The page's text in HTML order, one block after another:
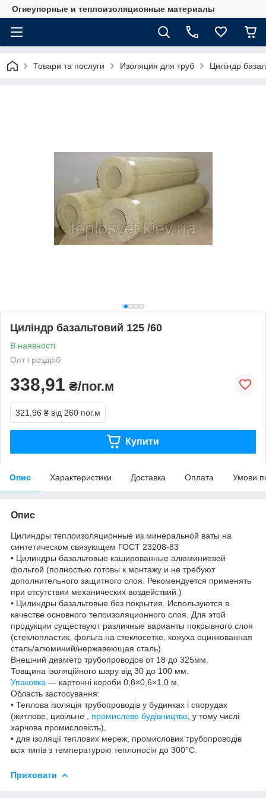
Огнеупорные и теплоизоляционные материалы
Товари та послуги Изоляция для труб Циліндр
Циліндр базальтовий 125 /60
В наявності
Опт і роздріб
338,91 ₴/пог.м
321,96 ₴ від 260 пог.м
Купити
Опис Характеристики Доставка Оплата Умови
Опис
Цилиндры теплоизоляционные из минеральной ваты на
синтетическом связующем ГОСТ 23208-83
• Цилиндры базальтовые кашированные алюминиевой
фольгой (полностью готовы к монтажу и не требуют
дополнительного защитного слоя. Рекомендуется применять
при отсутствии механических воздействий.)
• Цилиндры базальтовые без покрытия. Используются в
качестве основного телоизоляционного слоя. Для этой
продукции существуют различные варианты покрывного слоя
(стеклопластик, фольга на стеклосетке, кожуха оцинкованная
сталь/алюминий/нержавеющая сталь).
Внешний диаметр трубопроводов от 18 до 325мм.
Товщина ізоляційного шару від 30 до 100 мм.
Упаковка — картонні короби 0,8×0,6×1,0 м.
Область застосування:
• Теплова ізоляція трубопроводів у будинках і спорудах
(житлове, цивільне , промислове будівництво , у тому числі
харчова промисловість),
• для ізоляції теплових мереж, промислових трубопроводів
всіх типів з температурою теплоносія до 300°С.
Приховати